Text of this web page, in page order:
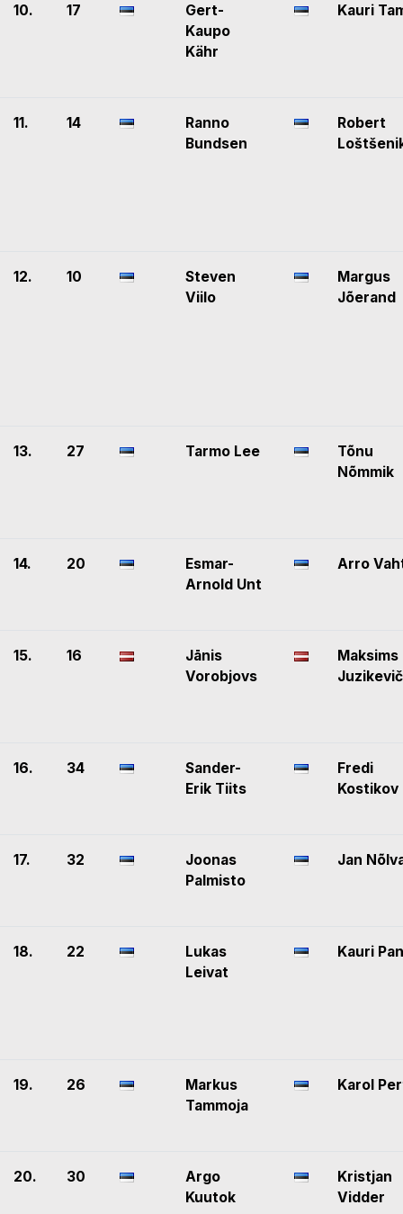
10. 17
Gert-
Kaupo
Kähr
Kauri
11. 14
Ranno
Bundsen
Robert
12. 10
Steven
Viilo
Margus
Jõerand
13. 27 Tarmo Lee
Tõnu
Nõmmik
14. 20
Esmar-
Arnold Unt
Arro
15. 16
Jānis
Vorobjovs
Maksims
16. 34
Sander-
Erik Tiits
Fredi
Kostikov
17. 32
Joonas
Palmisto
Jan
18. 22
Lukas
Leivat
Kauri
19. 26
Markus
Tammoja
Karol
20. 30
Argo
Kuutok
Kristjan
Vidder